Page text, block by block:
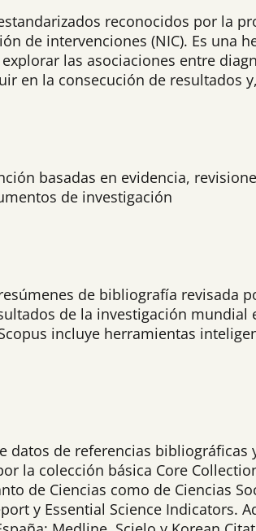
reconocidos por la
de intervenciones (NIC). Es
las asociaciones entre
en la consecución de
basadas en evidencia,
de investigación
de bibliografía revisada
de la investigación
incluye herramientas
datos de referencias
la colección básica Core
de Ciencias como de Ciencias
y Essential Science Indicators.